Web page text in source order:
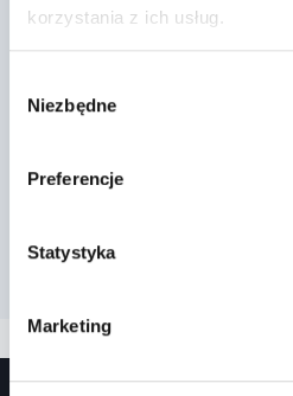
korzystania z ich usług.
zgody
Niezbędne
Preferencje
Statystyka
Marketing
Dr Prawko
sygnalizować pos…